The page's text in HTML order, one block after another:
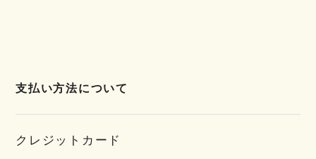
支払い方法について
クレジットカード